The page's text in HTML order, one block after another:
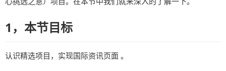
1，本节目标
认识精选项目，实现国际资讯页面 。